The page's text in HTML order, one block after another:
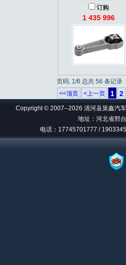
订购
1 435 996
页码: 1/6 总共 56 条记录
<<顶页
<上一页 1 2
Copyright © 2007--2026 清河县策鑫汽
地址：河北省邢
电话：17745701777 /